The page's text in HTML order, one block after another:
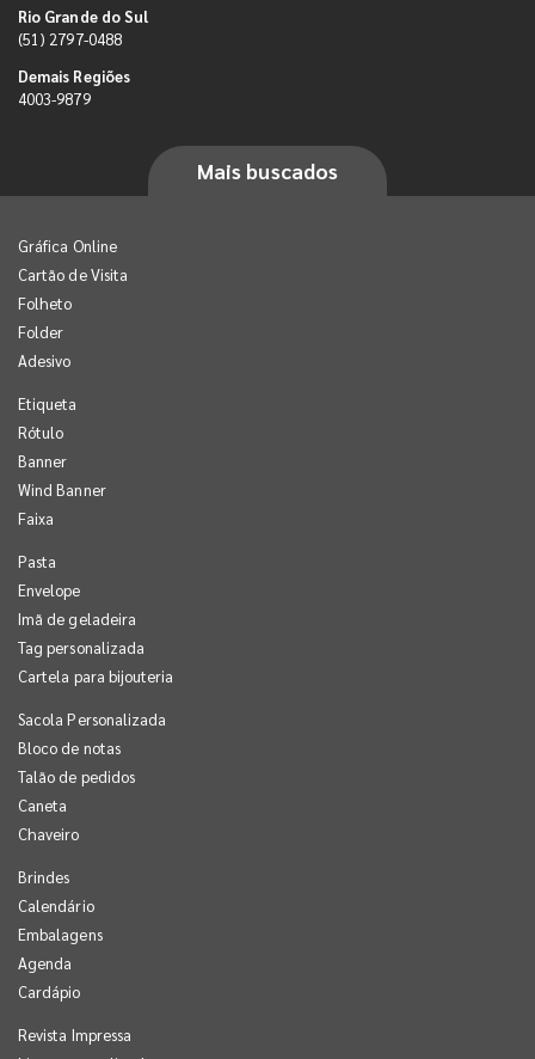
Rio Grande do Sul
(51) 2797-0488
Demais Regiões
4003-9879
Mais buscados
Gráfica Online
Cartão de Visita
Folheto
Folder
Adesivo
Etiqueta
Rótulo
Banner
Wind Banner
Faixa
Pasta
Envelope
Imã de geladeira
Tag personalizada
Cartela para bijouteria
Sacola Personalizada
Bloco de notas
Talão de pedidos
Caneta
Chaveiro
Brindes
Calendário
Embalagens
Agenda
Cardápio
Revista Impressa